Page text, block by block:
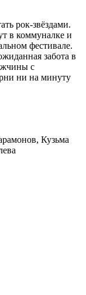
рок-звёздами.
в коммуналке и
фестивале.
забота в
с
ни на минуту
Кузьма